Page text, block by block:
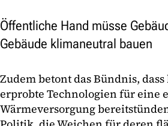
Öffentliche Hand müsse
Gebäude klimaneutral bauen
Zudem betont das Bündnis,
erprobte Technologien für eine
Wärmeversorgung